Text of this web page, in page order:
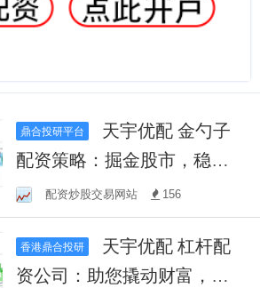
鼎合投研平台
配资策略：掘金股市，稳健
盈利！配资炒股交易网站 156
香港鼎合投研
资公司：助您撬动财富，放